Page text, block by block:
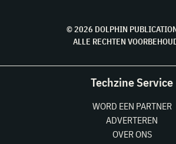
© 2026 DOLPHIN
ALLE RECHTEN
Techzine Service
WORD EEN PARTNER
ADVERTEREN
OVER ONS